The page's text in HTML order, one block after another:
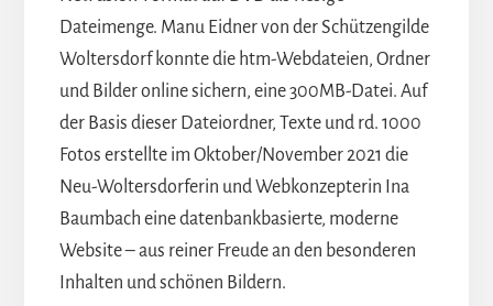
Dateimenge. Manu Eidner von der Schützengilde
Woltersdorf konnte die htm-Webdateien, Ordner
und Bilder online sichern, eine 300MB-Datei. Auf
der Basis dieser Dateiordner, Texte und rd. 1000
Fotos erstellte im Oktober/November 2021 die
Neu-Woltersdorferin und Webkonzepterin Ina
Baumbach eine datenbankbasierte, moderne
Website – aus reiner Freude an den besonderen
Inhalten und schönen Bildern.